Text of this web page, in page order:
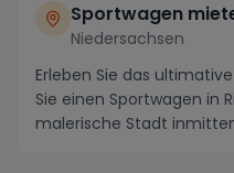
Sportwagen
Niedersachsen
Erleben Sie das
Sie einen Sportwagen in
malerische Stadt